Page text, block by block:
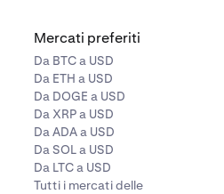
Mercati preferiti
Da BTC a USD
Da ETH a USD
Da DOGE a USD
Da XRP a USD
Da ADA a USD
Da SOL a USD
Da LTC a USD
Tutti i mercati delle